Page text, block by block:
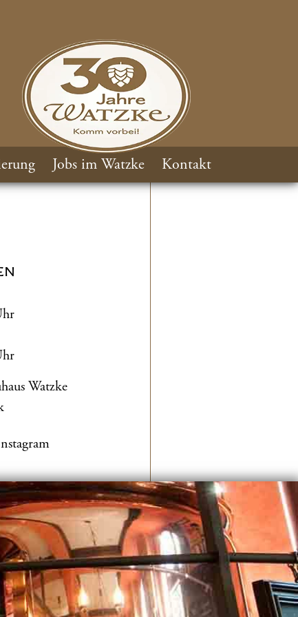
Jobs im Watzke Kontakt
Watzke